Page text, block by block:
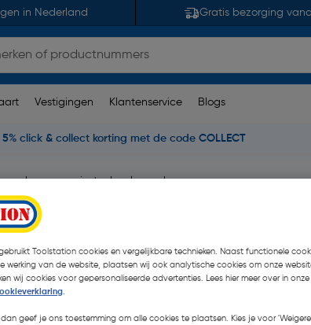
in Nederland Gratis bezorging
Vestigingen Klantenservice Blogs
5% click & collect korting met de code COLLECT
koper pers insteekverloopsok
| Stuk
€ 3,54
€ 2,45
Toolstation cookies en vergelijkbare technieken. Naast functionele
werking van de website, plaatsen wij ook analytische cookies om onze
wij cookies voor gepersonaliseerde advertenties. Lees hier meer over in onze
.
geef je ons toestemming om alle cookies te plaatsen. Kies je voor